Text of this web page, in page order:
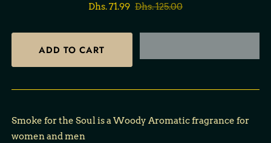
Dhs. 71.99 Dhs. 125.00
Smoke for the Soulis a Woody Aromatic fragrance for
women and men